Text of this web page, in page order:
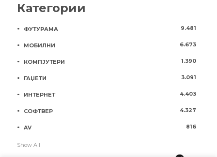
Категории
ФУТУРАМА 9.481
МОБИЛНИ 6.673
КОМПЈУТЕРИ 1.390
ГАЏЕТИ 3.091
ИНТЕРНЕТ 4.403
СОФТВЕР 4.327
AV 816
Show All